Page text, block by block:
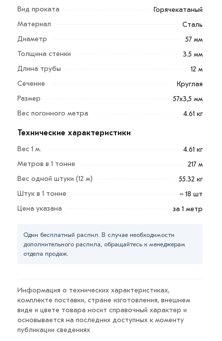
Труба электросварная 57х3,5 мм по ГОСТ 10705-80
имеет сварочный шов, выполненный по прямой линии
параллельно оси трубы.
устойчивость к воздействию влаги и агрессивных
сред;
лёгкость;
надёжность.
Сферы применения: обустройство водопроводов;
нефтегазовая отрасль; производство мебели;
Для приобретения данной позиции, кликните мышкой
«Добавить в корзину»
Условия доставки и цена на товар Труба
электросварная 57х3,5 мм из категорииТрубы
электросварныедействительн в Москве и области.
Наши профессиональные менеджеры обработают
Вид проката
Горячекатаный
Материал
Сталь
Диаметр
57 мм
Толщина стенки
3.5 мм
Длина трубы
12 м
Сечение
Круглая
Размер
57х3,5 мм
Вес погонного метра
4.61 кг
Технические характеристики
Вес 1 м.
4.61 кг
Метров в 1 тонне
217 м
Вес одной штуки (12 м)
55.32 кг
Штук в 1 тонне
≈ 18 шт
Цена указана
за 1 метр
Один бесплатный распил. В случае необходимости
дополнительного распила, обращайтесь к менеджерам
отдела продаж.
Информация о технических характеристиках,
комплекте поставки, стране изготовления, внешнем
виде и цвете товара носит справочный характер и
основывается на последних доступных к моменту
публикации сведениях